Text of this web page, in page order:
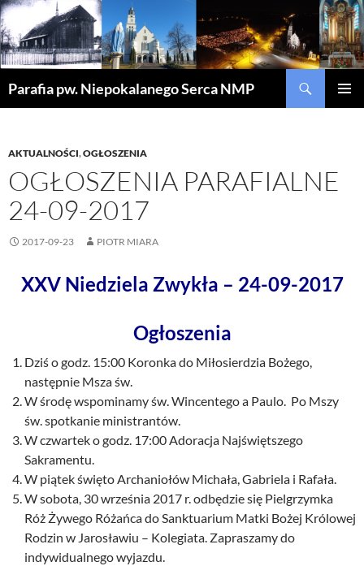
Parafia pw. Niepokalanego Serca NMP
AKTUALNOŚCI,OGŁOSZENIA
OGŁOSZENIA PARAFIALNE
24-09-2017
2017-09-23 PIOTR MIARA
XXV Niedziela Zwykła – 24-09-2017
Ogłoszenia
Dziś o godz. 15:00 Koronka do Miłosierdzia Bożego,
następnie Msza św.
W środę wspominamy św. Wincentego a Paulo. Po Mszy
św. spotkanie ministrantów.
W czwartek o godz. 17:00 Adoracja Najświętszego
Sakramentu.
W piątek święto Archaniołów Michała, Gabriela i Rafała.
W sobota, 30 września 2017 r. odbędzie się Pielgrzymka
Róż Żywego Różańca do Sanktuarium Matki Bożej Królowej
Rodzin w Jarosławiu – Kolegiata. Zapraszamy do
indywidualnego wyjazdu.